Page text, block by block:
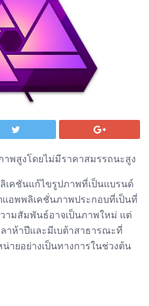
พสูงโดยไม่มีราคาสมรรถนะสูง
คชันแก้ไขรูปภาพที่เป็นแบรนด์
อพพลิเคชั่นภาพประกอบที่เป็นที่
ามสัมพันธ์อาจเป็นภาพใหม่ แต่
าห้าปีและมีเบต้าสาธารณะที่
ายอย่างเป็นทางการในช่วงต้น